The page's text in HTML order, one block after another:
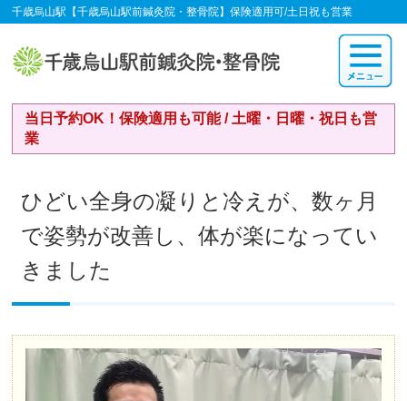
千歳烏山駅【千歳烏山駅前鍼灸院・整骨院】保険適用可/土日祝も営業
当日予約OK！保険適用も可能 / 土曜・日曜・祝日も営
業
ひどい全身の凝りと冷えが、数ヶ月
で姿勢が改善し、体が楽になってい
きました